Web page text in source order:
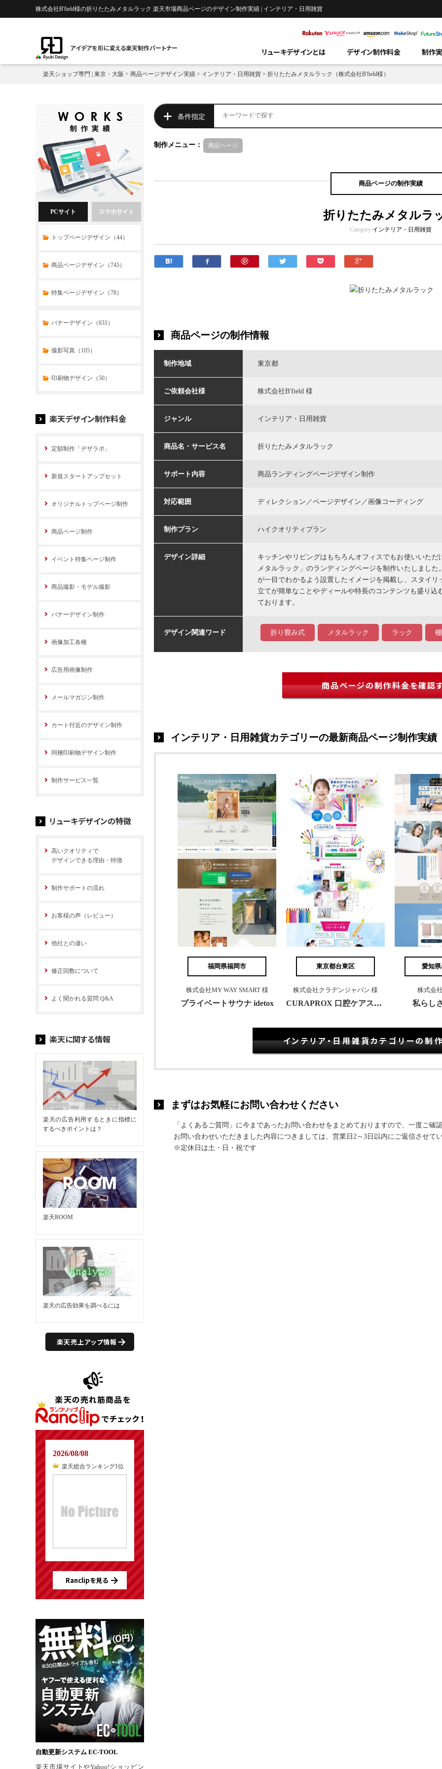
株式会社B'field様の折りたたみメタルラック 楽天市場商品ページのデザイン制作実績 | インテリア・日用雑貨
アイデアを形に変える楽天制作パートナー リューキデザインとは デザイン制作料金 制作
楽天ショップ専門 | 東京・大阪 > 商品ページデザイン実績 > インテリア・日用雑貨 > 折りたたみメタルラック（株式会社B'field様）
条件指定
制作メニュー： 商品ページ
商品ページの制作実績
折りたたみメタルラ
Category:インテリア・日用雑貨
商品ページの制作情報
制作地域 東京都
ご依頼会社様 株式会社B'field 様
ジャンル インテリア・日用雑貨
商品名・サービス名 折りたたみメタルラック
サポート内容 商品ランディングページデザイン制作
対応範囲 ディレクション／ページデザイン／画像コーディング
制作プラン ハイクオリティプラン
デザイン詳細
キッチンやリビングはもちろんオフィスでもお使いいた
メタルラック」のランディングページを制作いたしまし
が一目でわかるよう設置したイメージを掲載し、スタイ
立てが簡単なことやディールや特長のコンテンツも盛り
ております。
デザイン関連ワード 折り畳み式 メタルラック ラック 棚
商品ページの制作料金を確認
インテリア・日用雑貨カテゴリーの最新商品ページ制作実績
福岡県福岡市
株式会社MY WAY SMART 様
プライベートサウナ idetox
東京都台東区
株式会社クラデンジャパン 様
CURAPROX 口腔ケアスタートセット
愛知
株式会
私らし
インテリア・日用雑貨カテゴリーの制
まずはお気軽にお問い合わせください
「よくあるご質問」に今まであったお問い合わせをまとめておりますので、一度ご確
お問い合わせいただきました内容につきましては、営業日2～3日以内にご返信させて
※定休日は土・日・祝です
PCサイト
トップページデザイン（44）
商品ページデザイン（745）
特集ページデザイン（78）
スマホサイト
トップページデザイン（32）
商品ページデザイン（769）
特集ページデザイン（59）
バナーデザイン（631）
撮影写真（105）
印刷物デザイン（50）
楽天デザイン制作料金
定額制作「デザラボ」
新規スタートアップセット
オリジナルトップページ制作
商品ページ制作
イベント特集ページ制作
商品撮影・モデル撮影
バナーデザイン制作
画像加工各種
広告用画像制作
メールマガジン制作
カート付近のデザイン制作
同梱印刷物デザイン制作
制作サービス一覧
リューキデザインの特徴
高いクオリティで
デザインできる理由・特徴
制作サポートの流れ
お客様の声（レビュー）
他社との違い
修正回数について
よく聞かれる質問 Q&A
楽天に関する情報
楽天の広告利用するときに指標に
するべきポイントは？
楽天ROOM
楽天の広告効果を調べるには
楽天売上アップ情報
2026/08/08
楽天総合ランキング1位
Ranclipを見る
自動更新システム EC-TOOL
楽天市場サイトやYahoo!ショッピン